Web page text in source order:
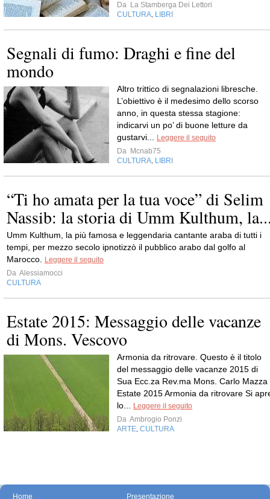
Da La Stamberga Dei Lettori
CULTURA LIBRI
Segnali di fumo: Draghi e fine del
mondo
Altro trittico di segnalazioni libresche.
L’obiettivo è il medesimo dello scorso
anno, in questa stessa stagione:
indicarvi un po’ di buone letture da
gustarvi...
Leggere il seguito
Da Mcnab75
CULTURA LIBRI
“Ti ho amata per la tua voce” di Selim
Nassib: la storia di Umm Kulthum,
Umm Kulthum, la più famosa e leggendaria cantante araba di tutti i
tempi, per mezzo secolo ipnotizzò il pubblico arabo dal golfo al
Marocco.
Leggere il seguito
Da Alessiamocci
CULTURA
Estate 2015: Messaggio delle vacanze
di Mons. Vescovo
Armonia da ritrovare. Questo è il titolo
del messaggio delle vacanze 2015 di
Sua Ecc.za Rev.ma Mons. Carlo Mazza
Estate 2015 Armonia da ritrovare Si
lo...
Leggere il seguito
Da Ambrogio Ponzi
ARTE CULTURA
Home Presentazione